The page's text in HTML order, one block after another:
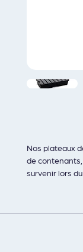
Nos plateaux
de
survenir lors